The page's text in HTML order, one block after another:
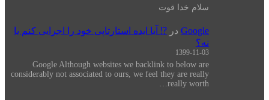
سلام خدا قوت
Google در ⁉️ آیا ایده استارتاپی خود را اجرایی کنم یا
نه؟
1399-11-03
Google Although websites we backlink to below are
considerably not associated to ours, we feel they are really
really worth…